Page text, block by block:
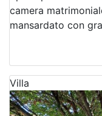
camera
mansardato con
Villa